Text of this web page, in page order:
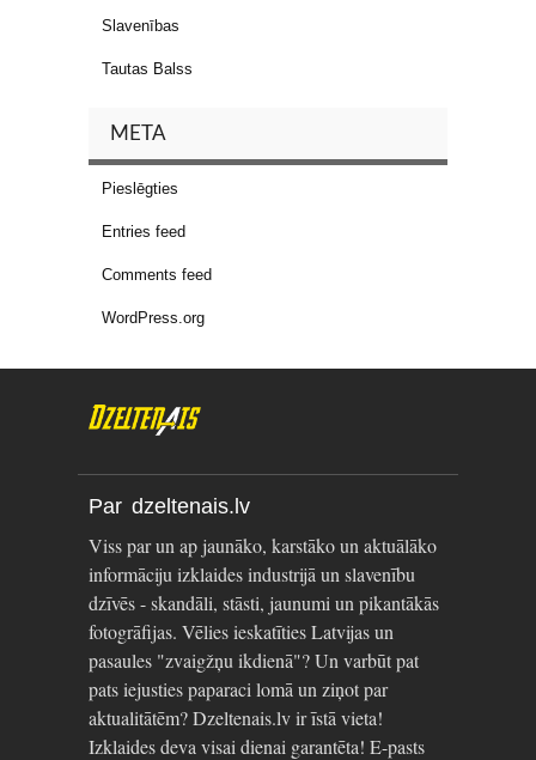
Slavenības
Tautas Balss
META
Pieslēgties
Entries feed
Comments feed
WordPress.org
Par dzeltenais.lv
Viss par un ap jaunāko, karstāko un aktuālāko
informāciju izklaides industrijā un slavenību
dzīvēs - skandāli, stāsti, jaunumi un pikantākās
fotogrāfijas. Vēlies ieskatīties Latvijas un
pasaules "zvaigžņu ikdienā"? Un varbūt pat
pats iejusties paparaci lomā un ziņot par
aktualitātēm? Dzeltenais.lv ir īstā vieta!
Izklaides deva visai dienai garantēta! E-pasts